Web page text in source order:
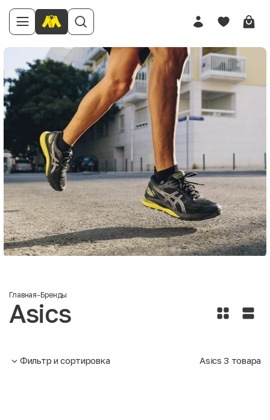
Главная-Бренды
Asics
Фильтр и сортировка Asics3 товара